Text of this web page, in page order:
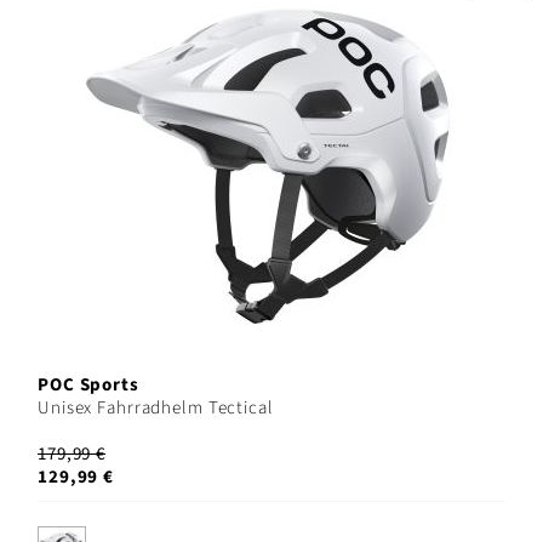
POC Sports
Unisex Fahrradhelm Tectical
179,99 €
129,99 €